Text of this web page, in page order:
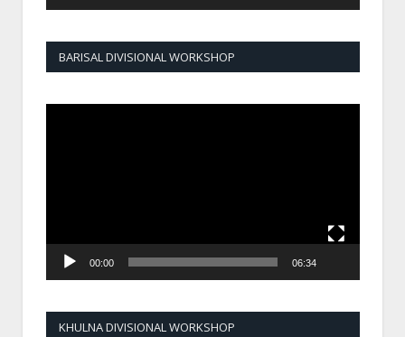
BARISAL DIVISIONAL WORKSHOP
00:00 06:34
KHULNA DIVISIONAL WORKSHOP